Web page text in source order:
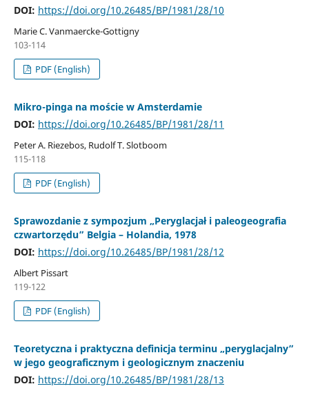
DOI: https://doi.org/10.26485/BP/1981/28/10
Marie C. Vanmaercke-Gottigny
103-114
PDF (English)
Mikro-pinga na moście w Amsterdamie
DOI: https://doi.org/10.26485/BP/1981/28/11
Peter A. Riezebos, Rudolf T. Slotboom
115-118
PDF (English)
Sprawozdanie z sympozjum „Peryglacjał i paleogeografia
czwartorzędu” Belgia – Holandia, 1978
DOI: https://doi.org/10.26485/BP/1981/28/12
Albert Pissart
119-122
PDF (English)
Teoretyczna i praktyczna definicja terminu „peryglacjalny”
w jego geograficznym i geologicznym znaczeniu
DOI: https://doi.org/10.26485/BP/1981/28/13